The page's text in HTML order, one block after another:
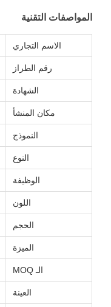
المواصفات التقنية
الاسم التجاري
رقم الطراز
الشهادة
مكان المنشأ
النموذج
النوع
الوظيفة
اللون
الحجم
الميزة
الـ MOQ
العينة